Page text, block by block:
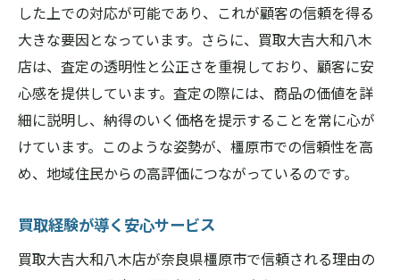
した上での対応が可能であり、これが顧客の信頼を得る
大きな要因となっています。さらに、買取大吉大和八木
店は、査定の透明性と公正さを重視しており、顧客に安
心感を提供しています。査定の際には、商品の価値を詳
細に説明し、納得のいく価格を提示することを常に心が
けています。このような姿勢が、橿原市での信頼性を高
め、地域住民からの高評価につながっているのです。
買取経験が導く安心サービス
買取大吉大和八木店が奈良県橿原市で信頼される理由の